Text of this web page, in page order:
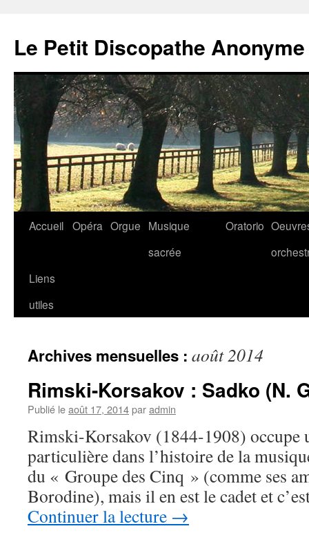
contenu
Le Petit Discopathe Anonyme
Accueil Opéra Orgue Musique
sacrée
Oratorio
Liens
utiles
Archives mensuelles : août 2014
Rimski-Korsakov : Sadko (N.
Publié leaoût 17, 2014paradmin
Rimski-Korsakov (1844-1908) occupe
particulière dans l’histoire de la
du « Groupe des Cinq » (comme ses
Borodine), mais il en est le cadet et
Continuer la lecture →